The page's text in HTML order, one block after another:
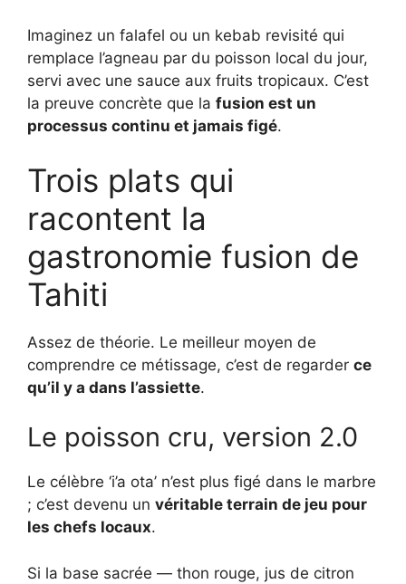
Imaginez un falafel ou un kebab revisité qui
remplace l’agneau par du poisson local du jour,
servi avec une sauce aux fruits tropicaux. C’est
la preuve concrète que la fusion est un
processus continu et jamais figé.
Trois plats qui
racontent la
gastronomie fusion de
Tahiti
Assez de théorie. Le meilleur moyen de
comprendre ce métissage, c’est de regarder ce
qu’il y a dans l’assiette.
Le poisson cru, version 2.0
Le célèbre ‘i’a ota’ n’est plus figé dans le marbre
; c’est devenu un véritable terrain de jeu pour
les chefs locaux.
Si la base sacrée — thon rouge, jus de citron